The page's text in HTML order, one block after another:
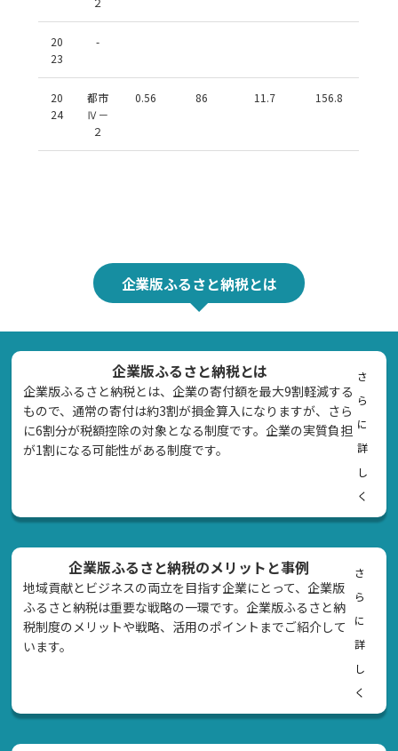
20
23
-
20
24
都市
Ⅳ－
２
0.56 86 11.7 156.8
企業版ふるさと納税とは
企業版ふるさと納税とは
企業版ふるさと納税とは、企業の寄付額を最大9割軽減する
もので、通常の寄付は約3割が損金算入になりますが、さら
に6割分が税額控除の対象となる制度です。企業の実質負担
が1割になる可能性がある制度です。
さ
ら
に
詳
し
く
企業版ふるさと納税のメリットと事例
地域貢献とビジネスの両立を目指す企業にとって、企業版
ふるさと納税は重要な戦略の一環です。企業版ふるさと納
税制度のメリットや戦略、活用のポイントまでご紹介して
います。
さ
ら
に
詳
し
く